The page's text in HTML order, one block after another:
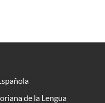
de la Lengua